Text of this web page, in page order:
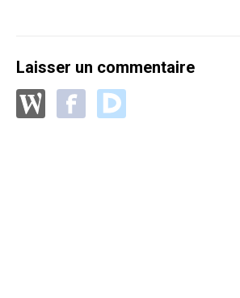
Laisser un commentaire